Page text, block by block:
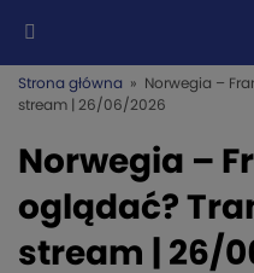
Strona główna » Norwegia –
stream | 26/06/2026
Norwegia –
oglądać?
stream | 26/